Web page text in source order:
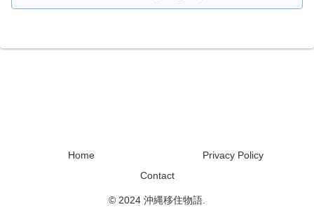
Home
Privacy Policy
Contact
© 2024 沖縄移住物語.